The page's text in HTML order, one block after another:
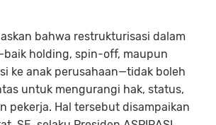
bahwa restrukturisasi dalam
holding, spin-off, maupun
ke anak perusahaan—tidak boleh
untuk mengurangi hak, status,
pekerja. Hal tersebut disampaikan